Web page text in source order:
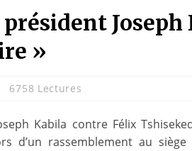
président
»
6758 Lectures
Kabila contre Félix
d’un rassemblement au